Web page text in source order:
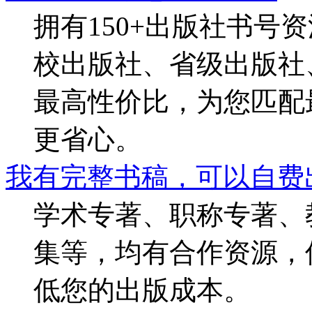
拥有150+出版社书号
校出版社、省级出版
最高性价比，为您匹
更省心。
我有完整书稿，可以自
学术专著、职称专著
集等，均有合作资源
低您的出版成本。